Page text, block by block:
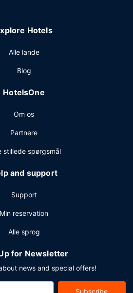
døgnåben reception og en
Hotels
Alle lande
Blog
HotelsOne
Om os
Partnere
stillede spørgsmål
and support
Support
Min reservation
Alle sprog
for Newsletter
news and special offers!
Subscribe